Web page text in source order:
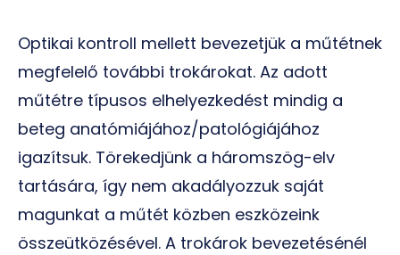
Optikai kontroll mellett bevezetjük a műtétnek
megfelelő további trokárokat. Az adott
műtétre típusos elhelyezkedést mindig a
beteg anatómiájához/patológiájához
igazítsuk. Törekedjünk a háromszög-elv
tartására, így nem akadályozzuk saját
magunkat a műtét közben eszközeink
összeütközésével. A trokárok bevezetésénél